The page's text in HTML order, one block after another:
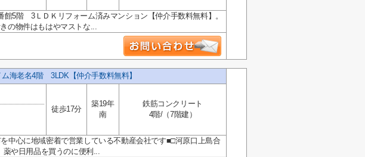
5階 3ＬＤＫリフォーム済みマンション【仲介手数料無料】。
の物件はもはやマストな...
海老名4階 3LDK【仲介手数料無料】
徒歩17分
築19年
南
鉄筋コンクリート
4階/（7階建）
中心に地域密着で営業している不動産会社です■□河原口上島合
薬や日用品を買うのに便利...